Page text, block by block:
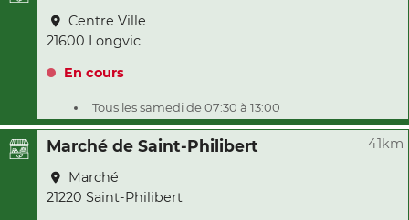
Centre Ville
21600 Longvic
En cours
Tous les samedi de 07:30 à 13:00
Marché de Saint-Philibert 41km
Marché
21220 Saint-Philibert